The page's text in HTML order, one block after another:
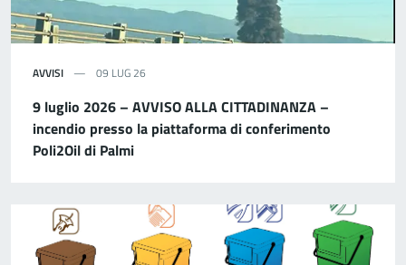
AVVISI 09 LUG 26
9 luglio 2026 – AVVISO ALLA CITTADINANZA –
incendio presso la piattaforma di conferimento
Poli2Oil di Palmi